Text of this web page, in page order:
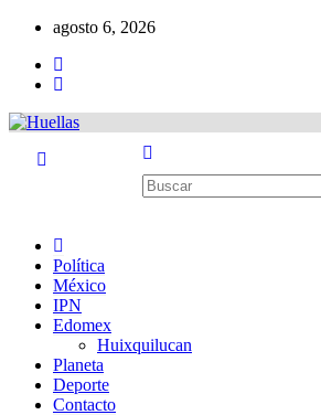
contenido
agosto 6, 2026
Política
México
IPN
Edomex
Huixquilucan
Planeta
Deporte
Contacto